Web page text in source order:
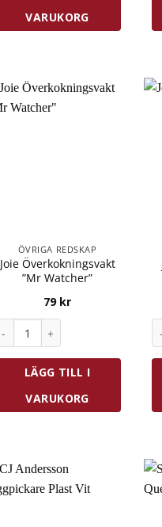
VARUKORG
ÖVRIGA REDSKAP
Joie Överkokningsvakt
”Mr Watcher”
79 kr
LÄGG TILL I
VARUKORG